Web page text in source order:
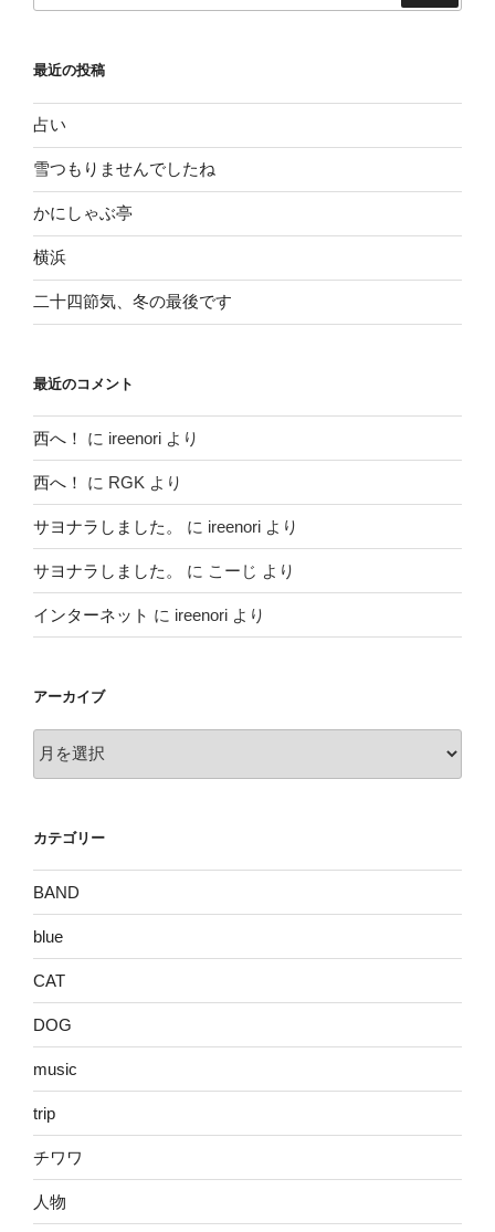
最近の投稿
占い
雪つもりませんでしたね
かにしゃぶ亭
横浜
二十四節気、冬の最後です
最近のコメント
西へ！ に ireenori より
西へ！ に RGK より
サヨナラしました。 に ireenori より
サヨナラしました。 に こーじ より
インターネット に ireenori より
アーカイブ
ー
ブ
カテゴリー
BAND
blue
CAT
DOG
music
trip
チワワ
人物